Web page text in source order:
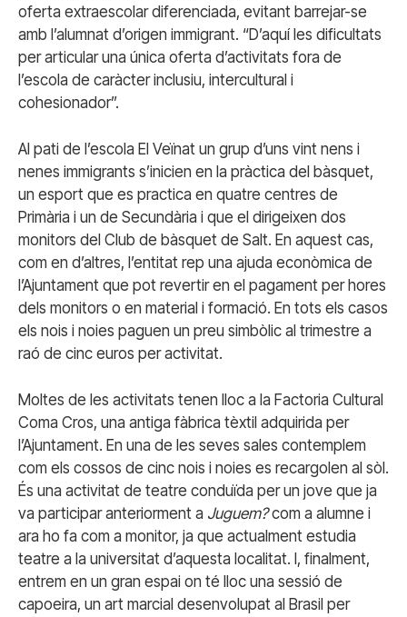
oferta extraescolar diferenciada, evitant barrejar-se
amb l’alumnat d’origen immigrant. “D’aquí les dificultats
per articular una única oferta d’activitats fora de
l’escola de caràcter inclusiu, intercultural i
cohesionador”.
Al pati de l’escola El Veïnat un grup d’uns vint nens i
nenes immigrants s’inicien en la pràctica del bàsquet,
un esport que es practica en quatre centres de
Primària i un de Secundària i que el dirigeixen dos
monitors del Club de bàsquet de Salt. En aquest cas,
com en d’altres, l’entitat rep una ajuda econòmica de
l’Ajuntament que pot revertir en el pagament per hores
dels monitors o en material i formació. En tots els casos
els nois i noies paguen un preu simbòlic al trimestre a
raó de cinc euros per activitat.
Moltes de les activitats tenen lloc a la Factoria Cultural
Coma Cros, una antiga fàbrica tèxtil adquirida per
l’Ajuntament. En una de les seves sales contemplem
com els cossos de cinc nois i noies es recargolen al sòl.
És una activitat de teatre conduïda per un jove que ja
va participar anteriorment a Juguem?com a alumne i
ara ho fa com a monitor, ja que actualment estudia
teatre a la universitat d’aquesta localitat. I, finalment,
entrem en un gran espai on té lloc una sessió de
capoeira, un art marcial desenvolupat al Brasil per